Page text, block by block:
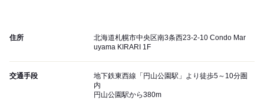
住所
北海道札幌市中央区南3条西23-2-10 Condo Mar
uyama KIRARI 1F
交通手段
地下鉄東西線「円山公園駅」より徒歩5～10分圏
内
円山公園駅から380m